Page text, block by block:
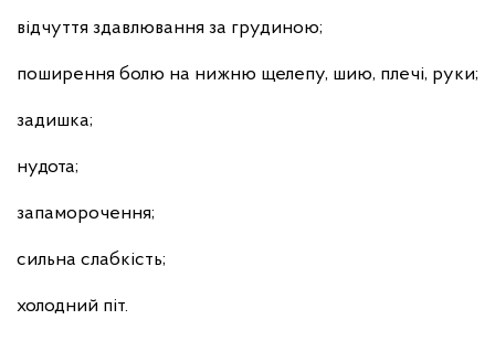
відчуття здавлювання за грудиною;
поширення болю на нижню щелепу, шию, плечі, руки;
задишка;
нудота;
запаморочення;
сильна слабкість;
холодний піт.